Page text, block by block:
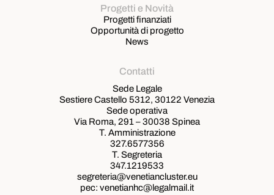
Progetti e Novità
Progetti finanziati
Opportunità di progetto
News
Contatti
Sede Legale
Sestiere Castello 5312, 30122 Venezia
Sede operativa
Via Roma, 291 – 30038 Spinea
T. Amministrazione
327.6577356
T. Segreteria
347.1219533
segreteria@venetiancluster.eu
pec:venetianhc@legalmail.it